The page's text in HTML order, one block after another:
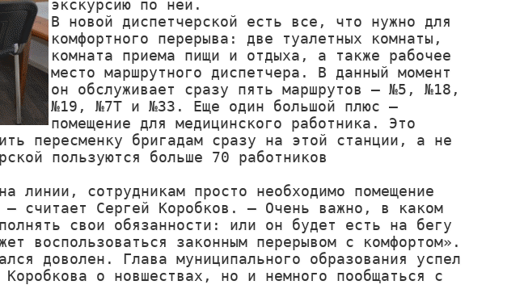
экскурсию по ней.
В новой диспетчерской есть все, что нужно для
комфортного перерыва: две туалетных комнаты,
комната приема пищи и отдыха, а также рабочее
место маршрутного диспетчера. В данный момент
он обслуживает сразу пять маршрутов – №5, №18,
№19, №7Т и №33. Еще один большой плюс –
помещение для медицинского работника. Это
пересменку бригадам сразу на этой станции, а не
пользуются больше 70 работников
линии, сотрудникам просто необходимо помещение
– считает Сергей Коробков. – Очень важно, в каком
свои обязанности: или он будет есть на бегу
воспользоваться законным перерывом с комфортом».
доволен. Глава муниципального образования успел
Коробкова о новшествах, но и немного пообщаться с